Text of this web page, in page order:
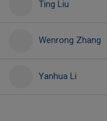
Ting Liu
Wenrong Zhang
Yanhua Li